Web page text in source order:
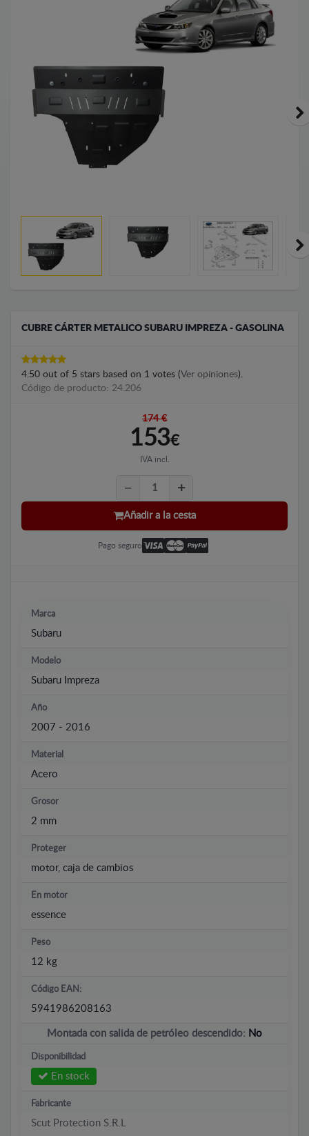
CUBRE CÁRTER METALICO SUBARU IMPREZA - GASOLINA
4.50 out of 5 stars based on 1 votes (Ver opiniones).
Código de producto: 24.206
174 €
153€
IVA incl.
Añadir a la cesta
Pago seguro
Marca
Subaru
Modelo
Subaru Impreza
Año
2007 - 2016
Material
Acero
Grosor
2 mm
Proteger
motor, caja de cambios
En motor
essence
Peso
12 kg
Código EAN:
5941986208163
Montada con salida de petróleo descendido: No
Disponibilidad
En stock
Fabricante
Scut Protection S.R.L